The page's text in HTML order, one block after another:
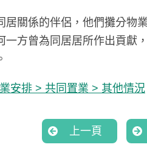
居關係的伴侶，他們攤分物
方曾為同居居所作出貢獻
安排 > 共同置業 > 其他情況
上一頁